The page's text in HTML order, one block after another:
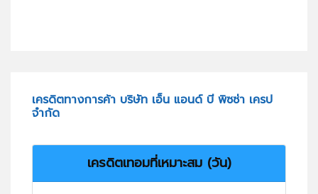
เครดิตทางการค้า บริษัท เอ็น แอนด์ บี พิซซ่า เครป
จำกัด
เครดิตเทอมที่เหมาะสม (วัน)